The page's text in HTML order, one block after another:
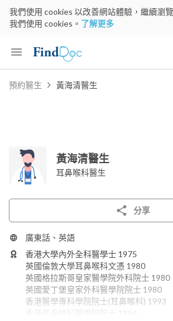
我們使用 cookies 以改善網站體驗，繼續瀏
我們使用 cookies。 了解更多
Keyword
預約醫生 黃海清醫生
黃海清醫生
耳鼻喉科醫生
分享
廣東話、英語
香港大學內外全科醫學士 1975
英國倫敦大學耳鼻喉科文憑 1980
英國格拉斯哥皇家醫學院外科院士 1980
英國愛丁堡皇家外科醫學院院士 1980
香港醫學專科學院院士(耳鼻喉科) 1993